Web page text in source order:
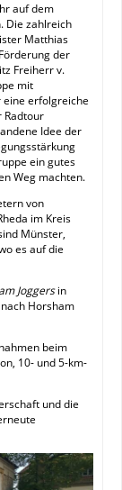
auf dem
Die zahlreich
Matthias
der
Freiherr v.
mit
eine erfolgreiche
Radtour
Idee der
ein gutes
Weg machten.
von
im Kreis
Münster,
es auf die
Joggersin
Horsham
beim
10- und 5-km-
und die